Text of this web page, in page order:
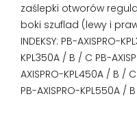
zaślepki otworów
boki szuflad (lewy i
INDEKSY: PB-AXISPRO-
KPL350A / B / C PB-
AXISPRO-KPL450A / B /
PB-AXISPRO-KPL550A /